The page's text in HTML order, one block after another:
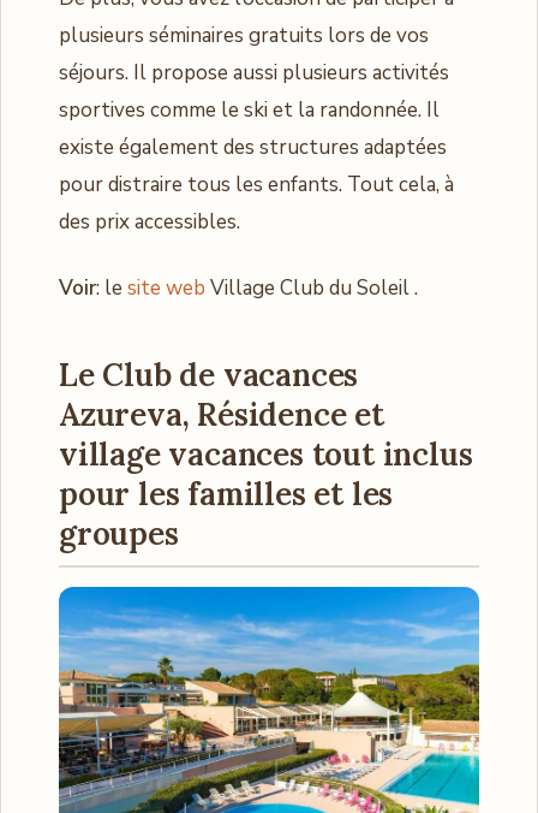
plusieurs séminaires gratuits lors de vos
séjours. Il propose aussi plusieurs activités
sportives comme le ski et la randonnée. Il
existe également des structures adaptées
pour distraire tous les enfants. Tout cela, à
des prix accessibles.
Voir: le site web Village Club du Soleil .
Le Club de vacances
Azureva, Résidence et
village vacances tout inclus
pour les familles et les
groupes